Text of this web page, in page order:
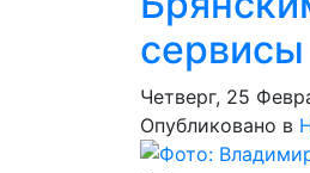
Четверг, 25
Опубликовано в